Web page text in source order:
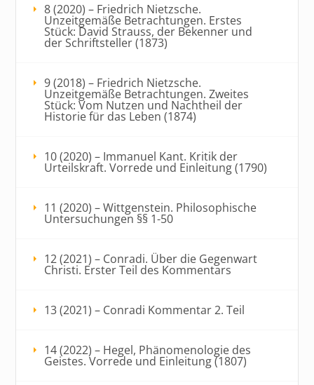
8 (2020) – Friedrich Nietzsche.
Unzeitgemäße Betrachtungen. Erstes
Stück: David Strauss, der Bekenner und
der Schriftsteller (1873)
9 (2018) – Friedrich Nietzsche.
Unzeitgemäße Betrachtungen. Zweites
Stück: Vom Nutzen und Nachtheil der
Historie für das Leben (1874)
10 (2020) – Immanuel Kant. Kritik der
Urteilskraft. Vorrede und Einleitung (1790)
11 (2020) – Wittgenstein. Philosophische
Untersuchungen §§ 1-50
12 (2021) – Conradi. Über die Gegenwart
Christi. Erster Teil des Kommentars
13 (2021) – Conradi Kommentar 2. Teil
14 (2022) – Hegel, Phänomenologie des
Geistes. Vorrede und Einleitung (1807)